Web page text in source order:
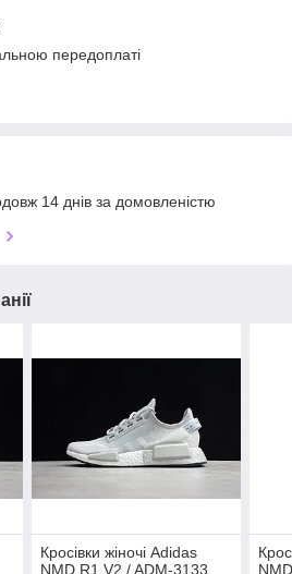
передоплаті
14 днів за домовленістю
Кросівки жіночі Adidas
NMD R1 V2 / ADM-3133